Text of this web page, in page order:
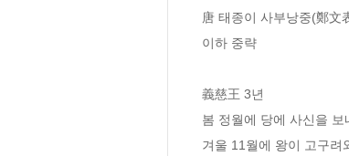
唐 태종이 사부낭중(鄭文
이하 중략
義慈王 3년
봄 정월에 당에 사신을 보
겨울 11월에 왕이 고구려